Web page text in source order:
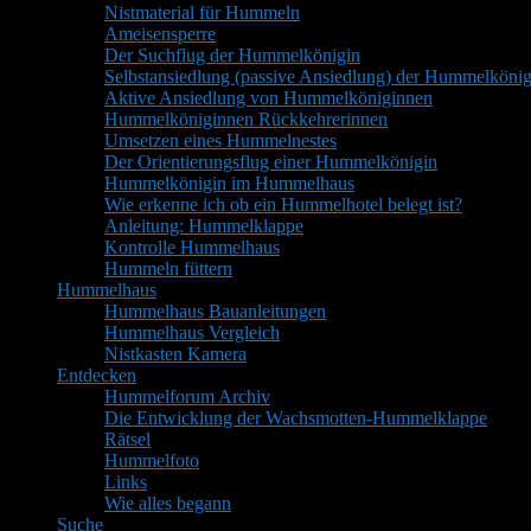
Nistmaterial für Hummeln
Ameisensperre
Der Suchflug der Hummelkönigin
Selbstansiedlung (passive Ansiedlung) der
Aktive Ansiedlung von Hummelköniginnen
Hummelköniginnen Rückkehrerinnen
Umsetzen eines Hummelnestes
Der Orientierungsflug einer Hummelkönigin
Hummelkönigin im Hummelhaus
Wie erkenne ich ob ein Hummelhotel belegt ist?
Anleitung: Hummelklappe
Kontrolle Hummelhaus
Hummeln füttern
Hummelhaus
Hummelhaus Bauanleitungen
Hummelhaus Vergleich
Nistkasten Kamera
Entdecken
Hummelforum Archiv
Die Entwicklung der Wachsmotten-Hummelklappe
Rätsel
Hummelfoto
Links
Wie alles begann
Suche